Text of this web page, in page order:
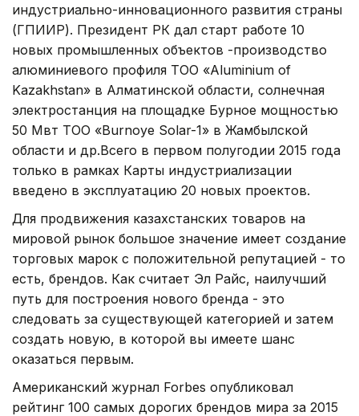
индустриально-инновационного развития страны
(ГПИИР). Президент РК дал старт работе 10
новых промышленных объектов -производство
алюминиевого профиля ТОО «Aluminium of
Kazakhstan» в Алматинской области, солнечная
электростанция на площадке Бурное мощностью
50 Мвт ТОО «Burnoye Solar-1» в Жамбылской
области и др.Всего в первом полугодии 2015 года
только в рамках Карты индустриализации
введено в эксплуатацию 20 новых проектов.
Для продвижения казахстанских товаров на
мировой рынок большое значение имеет создание
торговых марок с положительной репутацией - то
есть, брендов. Как считает Эл Райс, наилучший
путь для построения нового бренда - это
следовать за существующей категорией и затем
создать новую, в которой вы имеете шанс
оказаться первым.
Американский журнал Forbes опубликовал
рейтинг 100 самых дорогих брендов мира за 2015